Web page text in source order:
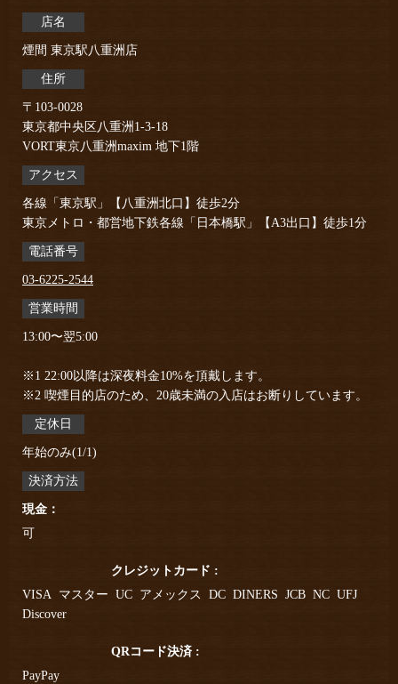
店名
煙間 東京駅八重洲店
住所
〒103-0028
東京都中央区八重洲1-3-18
VORT東京八重洲maxim 地下1階
アクセス
各線「東京駅」【八重洲北口】徒歩2分
東京メトロ・都営地下鉄各線「日本橋駅」【A3出口】徒歩1分
電話番号
03-6225-2544
営業時間
13:00〜翌5:00
※1 22:00以降は深夜料金10%を頂戴します。
※2 喫煙目的店のため、20歳未満の入店はお断りしています。
定休日
年始のみ(1/1)
決済方法
現金：
可
クレジットカード :
VISA
マスター UC アメックス DC DINERS JCB NC UFJ
Discover
QRコード決済 :
PayPay